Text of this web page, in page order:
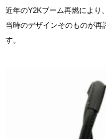
近年のY2Kブーム再燃により、
当時のデザインそのものが再
す。